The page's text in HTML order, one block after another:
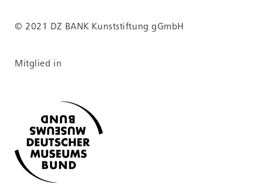
© 2021 DZ BANK Kunststiftung gGmbH
Mitglied in